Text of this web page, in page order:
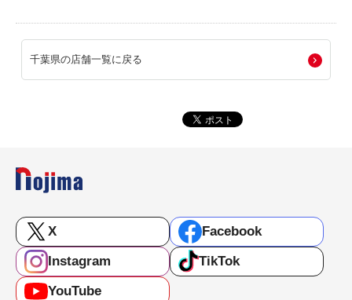
千葉県の店舗一覧に戻る
X
Facebook
Instagram
TikTok
YouTube